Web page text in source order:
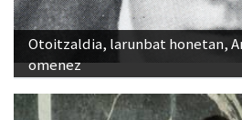
Otoitzaldia, larunbat honetan,
omenez